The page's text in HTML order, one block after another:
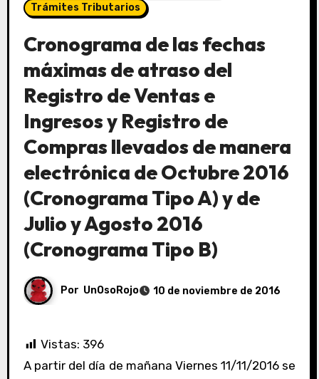
Trámites Tributarios
Cronograma de las fechas
máximas de atraso del
Registro de Ventas e
Ingresos y Registro de
Compras llevados de manera
electrónica de Octubre 2016
(Cronograma Tipo A) y de
Julio y Agosto 2016
(Cronograma Tipo B)
Por UnOsoRojo 10 de noviembre de 2016
Vistas: 396
A partir del día de mañana Viernes 11/11/2016 se